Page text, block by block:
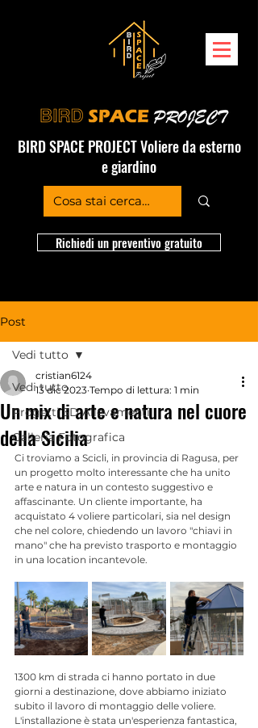
BIRD SPACE PROJECT Voliere da esterno
e giardino
Richiedi un preventivo gratuito
Post
Vedi tutto
Progetti 3D Allevamenti
Galleria Fotografica
Vedi tutto
Un mix di arte e natura nel cuore
della Sicilia
cristian6124
13 dic 2023 Tempo di lettura: 1 min
Ci troviamo a Scicli, in provincia di Ragusa, per
un progetto molto interessante che ha unito
arte e natura in un contesto suggestivo e
affascinante. Un cliente importante, ha
acquistato 4 voliere particolari, sia nel design
che nel colore, chiedendo un lavoro "chiavi in
mano" che ha previsto trasporto e montaggio
in una location incantevole.
1300 km di strada ci hanno portato in due
giorni a destinazione, dove abbiamo iniziato
subito il lavoro di montaggio delle voliere.
L'installazione è stata un'esperienza fantastica,